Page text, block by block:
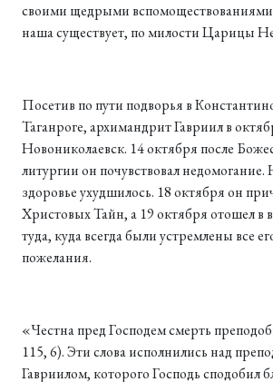
своими щедрыми
наша существует, по милости Царицы
Посетив по пути подворья в
Таганроге, архимандрит Гавриил в
Новониколаевск. 14 октября после
литургии он почувствовал недомогание.
здоровье ухудшилось. 18 октября он
Христовых Тайн, а 19 октября отошел в
туда, куда всегда были устремлены все
пожелания.
«Честна пред Господем смерть
115, 6). Эти слова исполнились над
Гавриилом, которого Господь сподобил